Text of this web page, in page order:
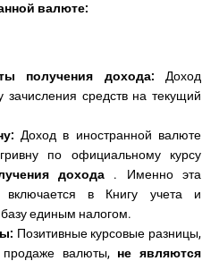
валюте:
получения дохода: Доход
зачисления средств на текущий
Доход в иностранной валюте
по официальному курсу
дохода . Именно эта
включается в Книгу учета и
единым налогом.
Позитивные курсовые разницы,
валюты, не являются